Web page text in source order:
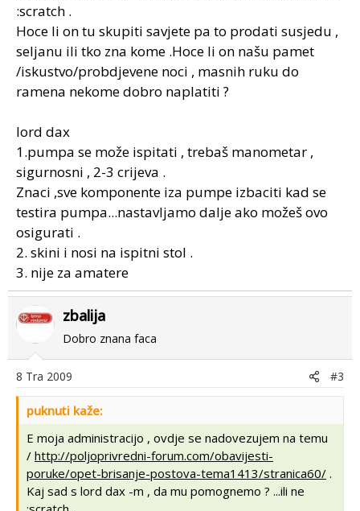
:scratch .
Hoce li on tu skupiti savjete pa to prodati susjedu ,
seljanu ili tko zna kome .Hoce li on našu pamet
/iskustvo/probdjevene noci , masnih ruku do
ramena nekome dobro naplatiti ?
lord dax
1.pumpa se može ispitati , trebaš manometar ,
sigurnosni , 2-3 crijeva .
Znaci ,sve komponente iza pumpe izbaciti kad se
testira pumpa...nastavljamo dalje ako možeš ovo
osigurati .
2. skini i nosi na ispitni stol .
3. nije za amatere
zbalija
Dobro znana faca
8 Tra 2009 #3
puknuti kaže:
E moja administracijo , ovdje se nadovezujem na temu
/ http://poljoprivredni-forum.com/obavijesti-
poruke/opet-brisanje-postova-tema1413/stranica60/ .
Kaj sad s lord dax -m , da mu pomognemo ? ...ili ne